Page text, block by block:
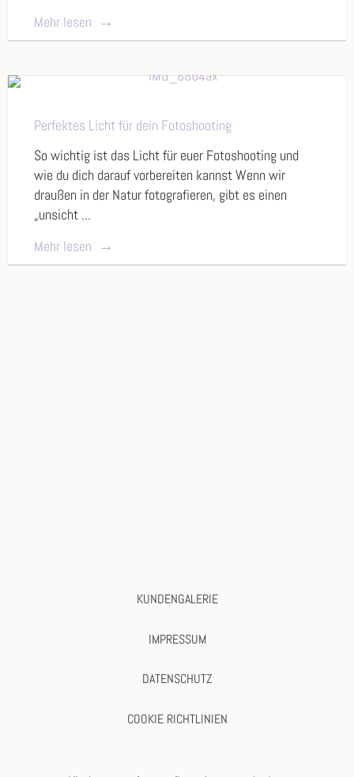
Mehr lesen
Perfektes Licht für dein Fotoshooting
So wichtig ist das Licht für euer Fotoshooting und
wie du dich darauf vorbereiten kannst Wenn wir
draußen in der Natur fotografieren, gibt es einen
„unsicht ...
Mehr lesen
KUNDENGALERIE
IMPRESSUM
DATENSCHUTZ
COOKIE RICHTLINIEN